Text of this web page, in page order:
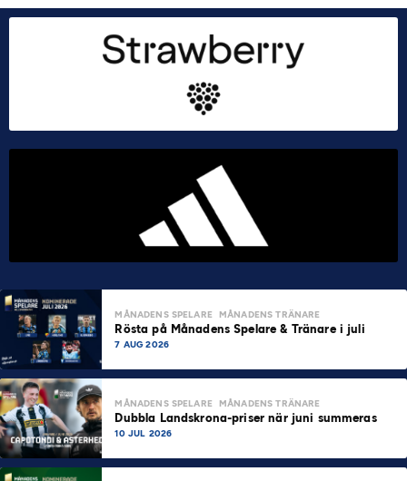
MÅNADENS SPELARE MÅNADENS TRÄNARE
Rösta på Månadens Spelare & Tränare i juli
7 AUG 2026
MÅNADENS SPELARE MÅNADENS TRÄNARE
Dubbla Landskrona-priser när juni summeras
10 JUL 2026